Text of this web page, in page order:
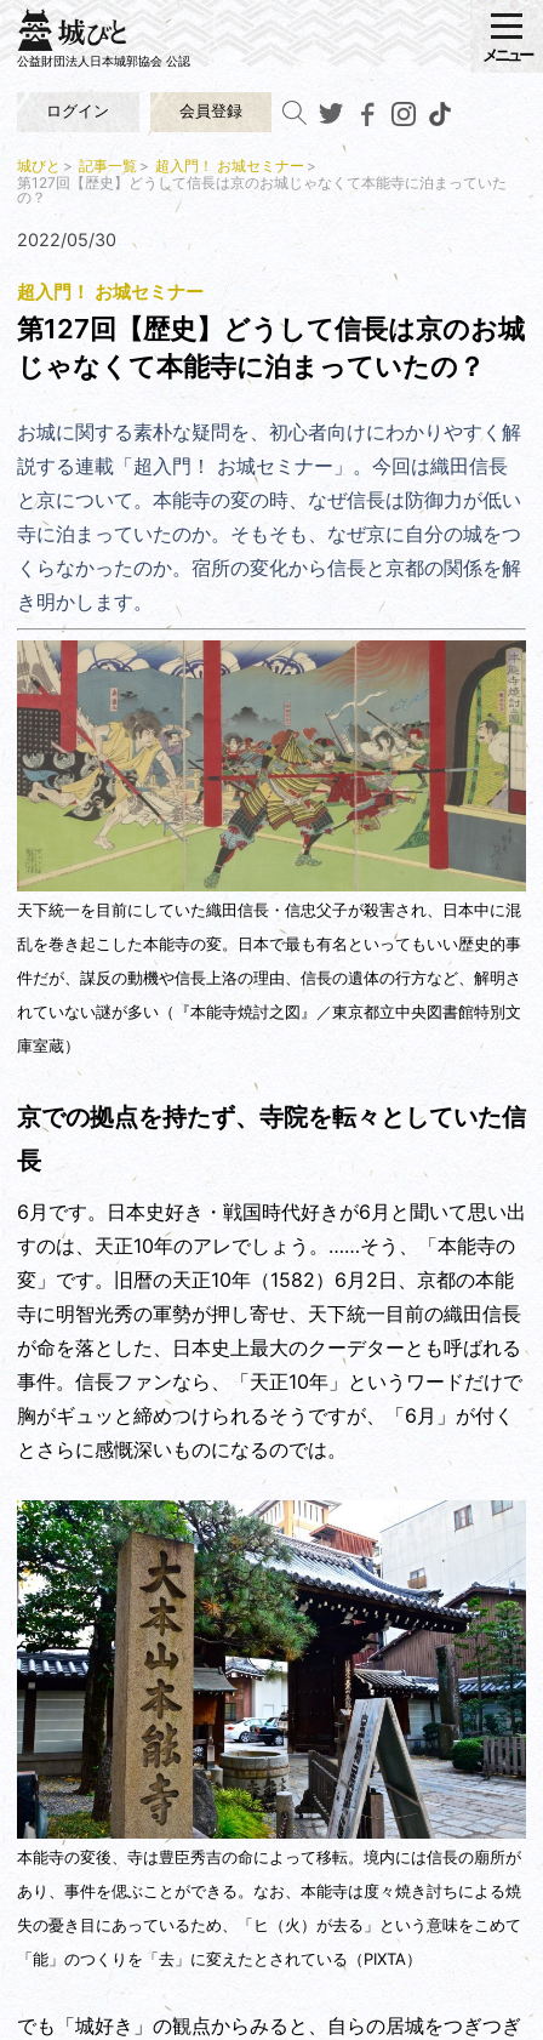
公益財団法人日本城郭協会 公認
ログイン 会員登録
メニュー
城びと 記事一覧
超入門！ お城セミナー
第127回【歴史】どうして信長は京のお城じゃなくて本能寺に泊まっていた
の？
2022/05/30
超入門！ お城セミナー
第127回【歴史】どうして信長は京のお城
じゃなくて本能寺に泊まっていたの？
お城に関する素朴な疑問を、初心者向けにわかりやすく解
説する連載「超入門！ お城セミナー」。今回は織田信長
と京について。本能寺の変の時、なぜ信長は防御力が低い
寺に泊まっていたのか。そもそも、なぜ京に自分の城をつ
くらなかったのか。宿所の変化から信長と京都の関係を解
き明かします。
天下統一を目前にしていた織田信長・信忠父子が殺害され、日本中に混
乱を巻き起こした本能寺の変。日本で最も有名といってもいい歴史的事
件だが、謀反の動機や信長上洛の理由、信長の遺体の行方など、解明さ
れていない謎が多い（『本能寺焼討之図』／東京都立中央図書館特別文
庫室蔵）
京での拠点を持たず、寺院を転々としていた信
長
6月です。日本史好き・戦国時代好きが6月と聞いて思い出
すのは、天正10年のアレでしょう。……そう、「本能寺の
変」です。旧暦の天正10年（1582）6月2日、京都の本能
寺に明智光秀の軍勢が押し寄せ、天下統一目前の織田信長
が命を落とした、日本史上最大のクーデターとも呼ばれる
事件。信長ファンなら、「天正10年」というワードだけで
胸がギュッと締めつけられるそうですが、「6月」が付く
とさらに感慨深いものになるのでは。
本能寺の変後、寺は豊臣秀吉の命によって移転。境内には信長の廟所が
あり、事件を偲ぶことができる。なお、本能寺は度々焼き討ちによる焼
失の憂き目にあっているため、「ヒ（火）が去る」という意味をこめて
「能」のつくりを「去」に変えたとされている（PIXTA）
でも「城好き」の観点からみると、自らの居城をつぎつぎ